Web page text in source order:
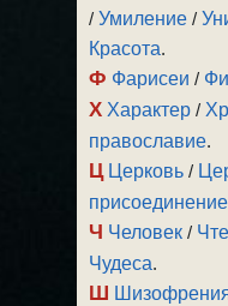
/Умиление /
Красота.
Ф Фарисеи /
Х Характер /
православие.
Ц Церковь /
присоединение
Ч Человек /
Чудеса.
Ш